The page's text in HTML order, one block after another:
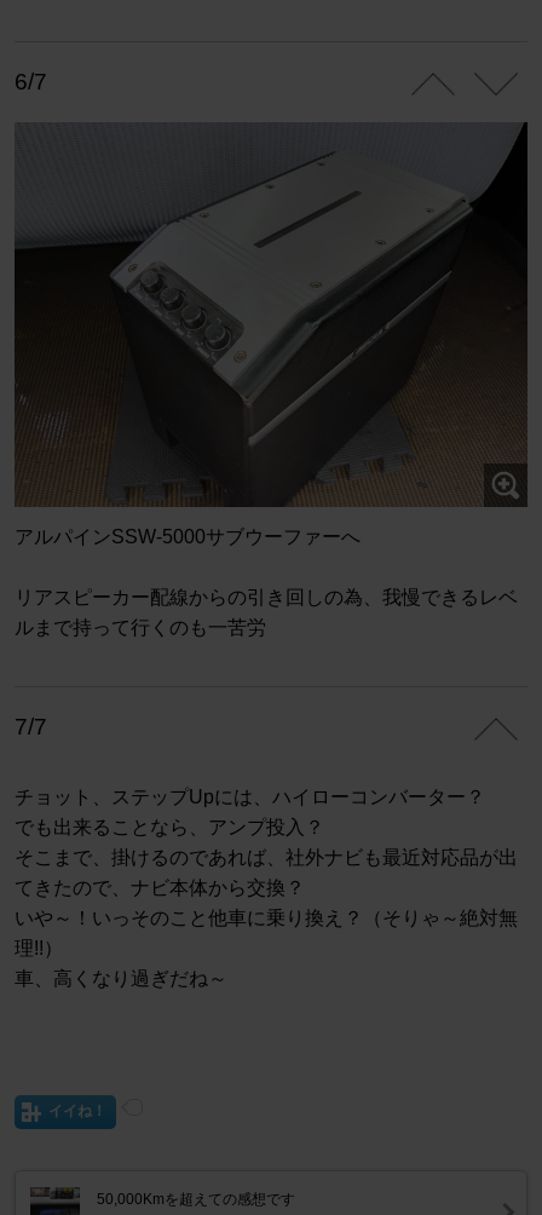
6/7
アルパインSSW-5000サブウーファーへ
リアスピーカー配線からの引き回しの為、我慢できるレベ
ルまで持って行くのも一苦労
7/7
チョット、ステップUpには、ハイローコンバーター？
でも出来ることなら、アンプ投入？
そこまで、掛けるのであれば、社外ナビも最近対応品が出
てきたので、ナビ本体から交換？
いや～！いっそのこと他車に乗り換え？（そりゃ～絶対無
理!!）
車、高くなり過ぎだね～
イイね！
50,000Kmを超えての感想です